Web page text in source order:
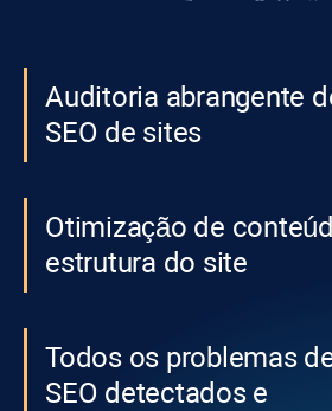
Auditoria abrangente
SEO de sites
Otimização de
estrutura do site
Todos os problemas
SEO detectados e